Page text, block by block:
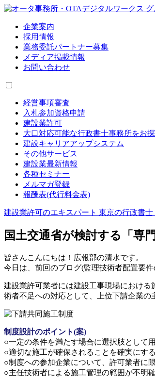
企業案内
採用情報
業務委託パートナー募集
メディア掲載情報
お問い合わせ
経営事項審査
入札参加資格申請
建設業許可
大口対応可能な行政書士事務所をお
建設キャリアアップシステム
その他サービス
建設業最新情報
各種セミナー
メルマガ登録
報酬表(代行料金表)
建設業許可のエキスパート 東京の行政書
国土交通省が検討する「専
皆さんこんにちは！広報部の清水です。
今日は、前回のブログ(監理技術者配置要
建設業許可業者には建設工事現場におけ
術者不足への対応として、上位下請企業の
制度設計のポイント(案)
○一定の条件を満たす場合に選択肢として
○適切な施工が確保されることを確実にす
○制度への参加企業について、許可業者に
○主任技術者による施工管理の範囲が不明